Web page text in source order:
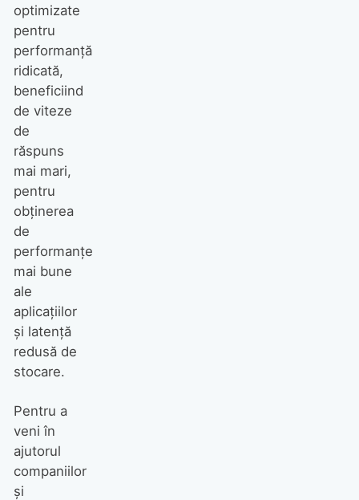
optimizate
pentru
performanță
ridicată,
beneficiind
de viteze
de
răspuns
mai mari,
pentru
obținerea
de
performanțe
mai bune
ale
aplicațiilor
și latență
redusă de
stocare.
Pentru a
veni în
ajutorul
companiilor
și